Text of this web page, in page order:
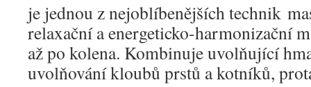
je jednou z nejoblíbenějších technik
relaxační a energeticko-harmonizační
až po kolena. Kombinuje uvolňující
uvolňování kloubů prstů a kotníků,